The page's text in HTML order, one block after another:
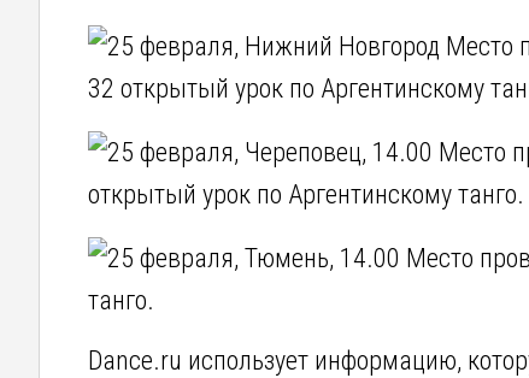
25 февраля, Нижний Новгород Место
32 открытый урок по Аргентинскому
25 февраля, Череповец, 14.00 Место
открытый урок по Аргентинскому танго.
25 февраля, Тюмень, 14.00 Место
танго.
Dance.ru использует информацию,